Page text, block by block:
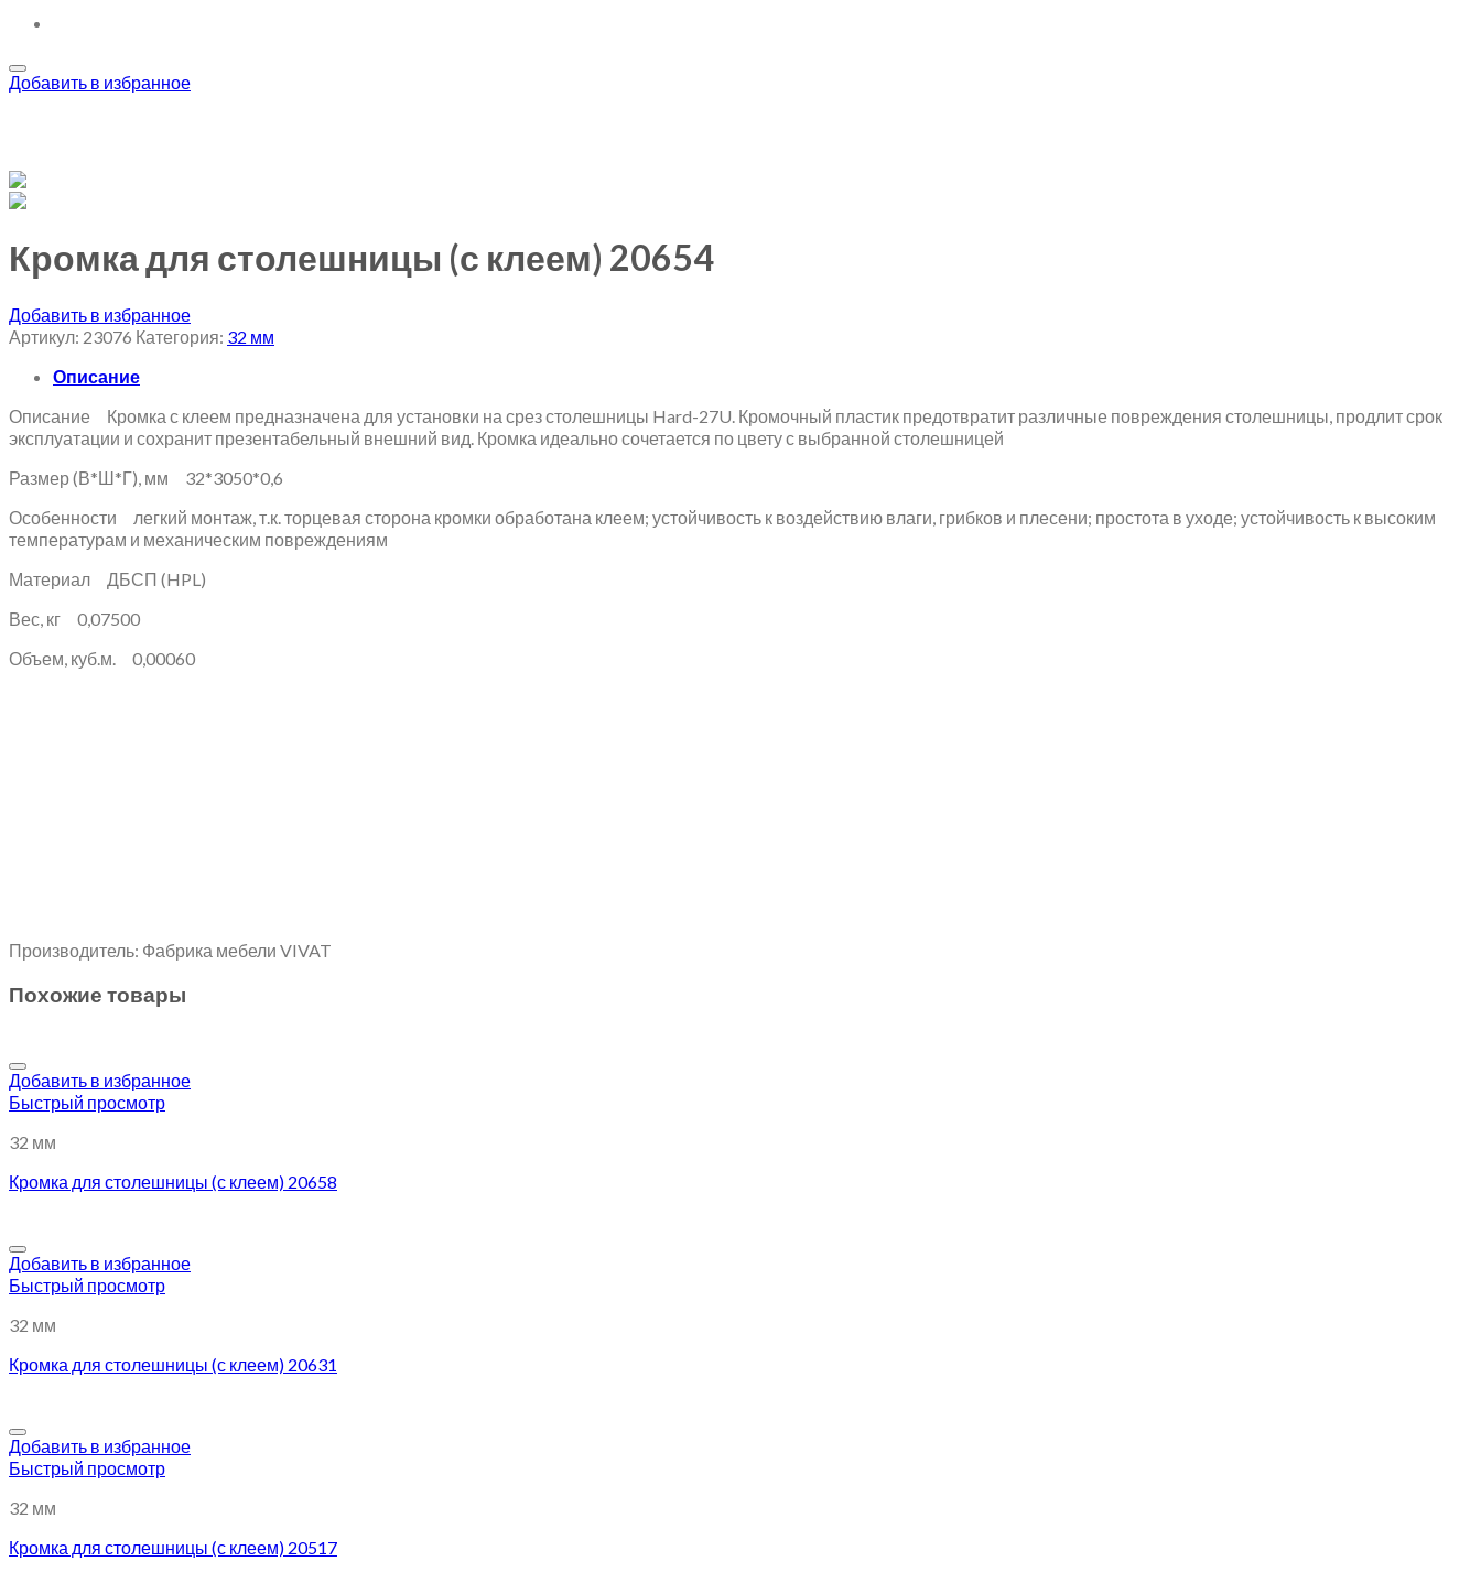
Добавить в избранное
Кромка для столешницы (с клеем) 20654
Добавить в избранное
Артикул: 23076 Категория: 32 мм
Описание
Описание Кромка с клеем предназначена для установки на срез столешницы Hard-27U. Кромочный пластик предотвратит различные повреждения столешницы, продлит срок
эксплуатации и сохранит презентабельный внешний вид. Кромка идеально сочетается по цвету с выбранной столешницей
Размер (В*Ш*Г), мм 32*3050*0,6
Особенности легкий монтаж, т.к. торцевая сторона кромки обработана клеем; устойчивость к воздействию влаги, грибков и плесени; простота в уходе; устойчивость к высоким
температурам и механическим повреждениям
Материал ДБСП (HPL)
Вес, кг 0,07500
Объем, куб.м. 0,00060
Производитель: Фабрика мебели VIVAT
Похожие товары
Добавить в избранное
Быстрый просмотр
32 мм
Кромка для столешницы (с клеем) 20658
Добавить в избранное
Быстрый просмотр
32 мм
Кромка для столешницы (с клеем) 20631
Добавить в избранное
Быстрый просмотр
32 мм
Кромка для столешницы (с клеем) 20517